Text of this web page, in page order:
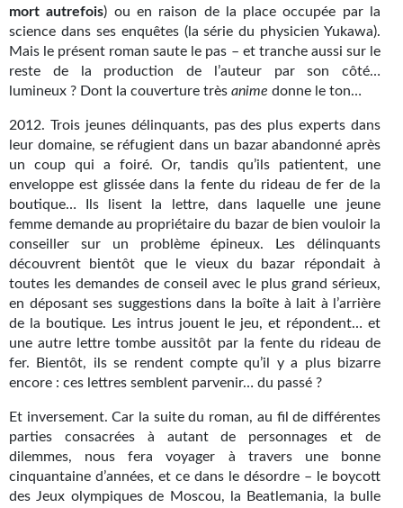
Yellow Submarine
NUMÉRIQUE
Une Heure-Lumière
Nouvelles
Bifrost
Livres audio
Gratuit
Sans DRM
BIFROST
Tous les numéros
En numérique
S'abonner
mort autrefois) ou en raison de la place occupée par la
science dans ses enquêtes (la série du physicien Yukawa).
Mais le présent roman saute le pas – et tranche aussi sur le
reste de la production de l’auteur par son côté…
lumineux ? Dont la couverture très anime donne le ton…
2012. Trois jeunes délinquants, pas des plus experts dans
leur domaine, se réfugient dans un bazar abandonné après
un coup qui a foiré. Or, tandis qu’ils patientent, une
enveloppe est glissée dans la fente du rideau de fer de la
boutique… Ils lisent la lettre, dans laquelle une jeune
femme demande au propriétaire du bazar de bien vouloir la
conseiller sur un problème épineux. Les délinquants
découvrent bientôt que le vieux du bazar répondait à
toutes les demandes de conseil avec le plus grand sérieux,
en déposant ses suggestions dans la boîte à lait à l’arrière
de la boutique. Les intrus jouent le jeu, et répondent… et
une autre lettre tombe aussitôt par la fente du rideau de
fer. Bientôt, ils se rendent compte qu’il y a plus bizarre
encore : ces lettres semblent parvenir… du passé ?
Et inversement. Car la suite du roman, au fil de différentes
parties consacrées à autant de personnages et de
dilemmes, nous fera voyager à travers une bonne
cinquantaine d’années, et ce dans le désordre – le boycott
des Jeux olympiques de Moscou, la Beatlemania, la bulle